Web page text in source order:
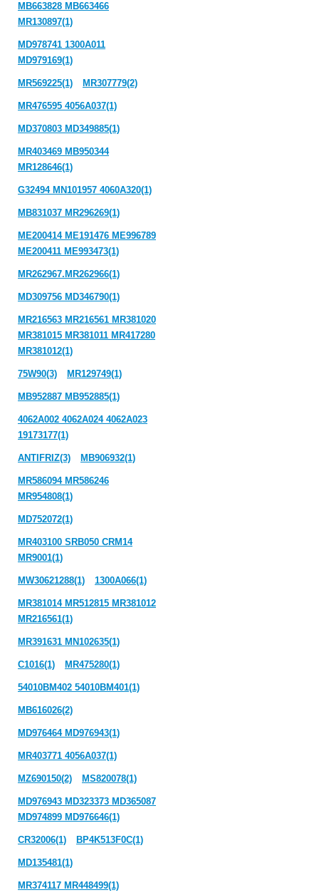
MB663828 MB663466
MR130897(1)
MD978741 1300A011
MD979169(1)
MR569225(1) MR307779(2)
MR476595 4056A037(1)
MD370803 MD349885(1)
MR403469 MB950344
MR128646(1)
G32494 MN101957 4060A320(1)
MB831037 MR296269(1)
ME200414 ME191476 ME996789
ME200411 ME993473(1)
MR262967.MR262966(1)
MD309756 MD346790(1)
MR216563 MR216561 MR381020
MR381015 MR381011 MR417280
MR381012(1)
75W90(3) MR129749(1)
MB952887 MB952885(1)
4062A002 4062A024 4062A023
19173177(1)
ANTIFRIZ(3) MB906932(1)
MR586094 MR586246
MR954808(1)
MD752072(1)
MR403100 SRB050 CRM14
MR9001(1)
MW30621288(1) 1300A066(1)
MR381014 MR512815 MR381012
MR216561(1)
MR391631 MN102635(1)
C1016(1) MR475280(1)
54010BM402 54010BM401(1)
MB616026(2)
MD976464 MD976943(1)
MR403771 4056A037(1)
MZ690150(2) MS820078(1)
MD976943 MD323373 MD365087
MD974899 MD976646(1)
CR32006(1) BP4K513F0C(1)
MD135481(1)
MR374117 MR448499(1)